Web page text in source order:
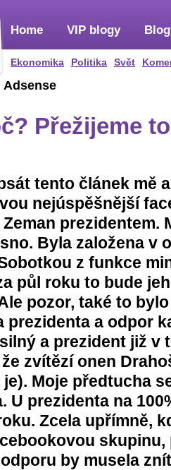
Home
Ekonomika Politika Svět
VIP blogy
Adsense
Přežijeme
tento článek mě
nejúspěšnější
prezidentem.
Byla založena v
z funkce
půl roku to bude
pozor, také to
prezidenta a odpor
a prezident již v
zvítězí onen
Moje předtucha
U prezidenta na
Zcela upřímně,
by musela